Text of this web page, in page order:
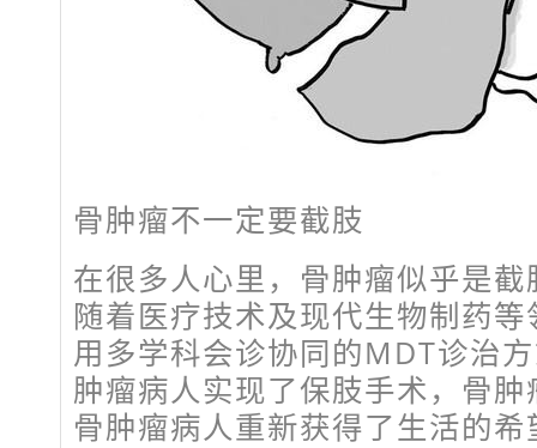
骨肿瘤不一定要截肢
在很多人心里，骨肿瘤似乎是
随着医疗技术及现代生物制药
用多学科会诊协同的MDT诊治
肿瘤病人实现了保肢手术，骨
骨肿瘤病人重新获得了生活的希